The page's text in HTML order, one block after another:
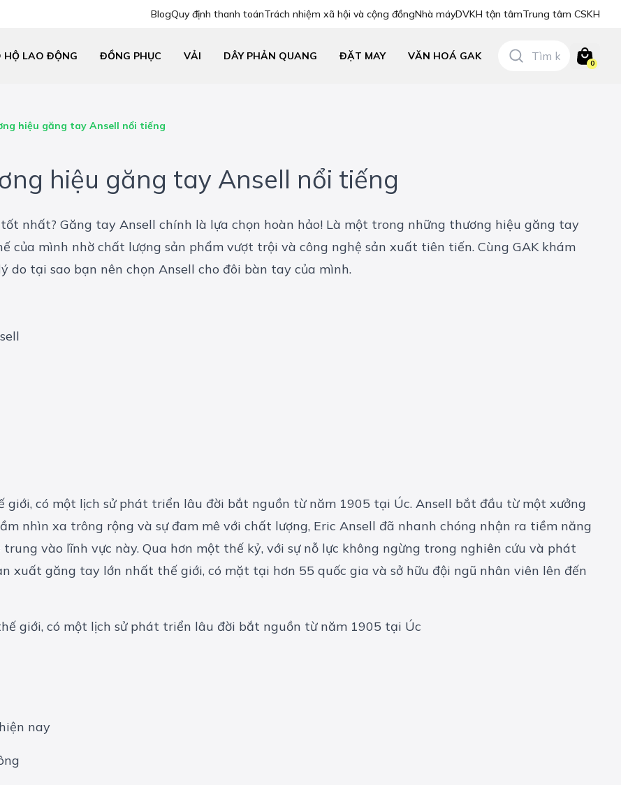
BlogQuy định thanh toánTrách nhiệm xã hội và cộng đồngNhà máyDVKH tận tâmTrung tâm CSKH
HỘ LAO ĐỘNG ĐỒNG PHỤC VẢI DÂY PHẢN QUANG ĐẶT MAY VĂN HOÁ GAK
0
hiệu găng tay Ansell nổi tiếng
hiệu găng tay Ansell nổi tiếng
nhất? Găng tay Ansell chính là lựa chọn hoàn hảo! Là một trong những thương hiệu găng tay
của mình nhờ chất lượng sản phẩm vượt trội và công nghệ sản xuất tiên tiến. Cùng GAK khám
tại sao bạn nên chọn Ansell cho đôi bàn tay của mình.
có một lịch sử phát triển lâu đời bắt nguồn từ năm 1905 tại Úc. Ansell bắt đầu từ một xưởng
nhìn xa trông rộng và sự đam mê với chất lượng, Eric Ansell đã nhanh chóng nhận ra tiềm năng
vào lĩnh vực này. Qua hơn một thế kỷ, với sự nỗ lực không ngừng trong nghiên cứu và phát
xuất găng tay lớn nhất thế giới, có mặt tại hơn 55 quốc gia và sở hữu đội ngũ nhân viên lên đến
nay